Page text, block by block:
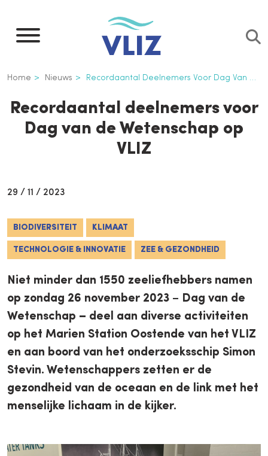
naar
inhoud
gaan
Kruimelpad
Home Nieuws Recordaantal Deelnemers Voor Dag Van de Wetenschap Op VLIZ
Recordaantal deelnemers voor
Dag van de Wetenschap op
VLIZ
29 / 11 / 2023
BIODIVERSITEIT KLIMAAT
TECHNOLOGIE & INNOVATIE ZEE & GEZONDHEID
Niet minder dan 1550 zeeliefhebbers namen
op zondag 26 november 2023 – Dag van de
Wetenschap – deel aan diverse activiteiten
op het Marien Station Oostende van het VLIZ
en aan boord van het onderzoeksschip Simon
Stevin. Wetenschappers zetten er de
gezondheid van de oceaan en de link met het
menselijke lichaam in de kijker.